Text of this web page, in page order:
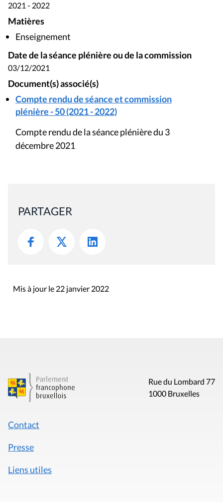
2021 - 2022
Matières
Enseignement
Date de la séance plénière ou de la commission
03/12/2021
Document(s) associé(s)
Compte rendu de séance et commission
plénière - 50 (2021 - 2022)
Compte rendu de la séance plénière du 3
décembre 2021
PARTAGER
Mis à jour le 22 janvier 2022
Rue du Lombard 77
1000 Bruxelles
Contact
Presse
Liens utiles